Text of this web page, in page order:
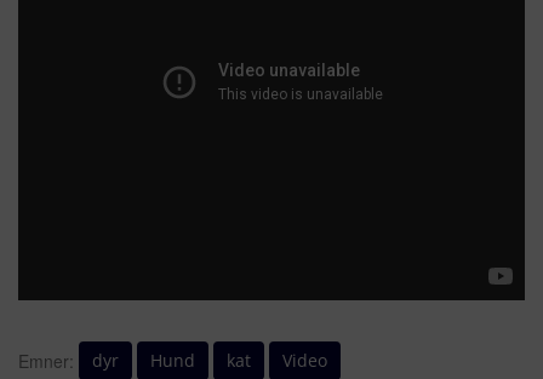
Emner: dyr Hund kat Video